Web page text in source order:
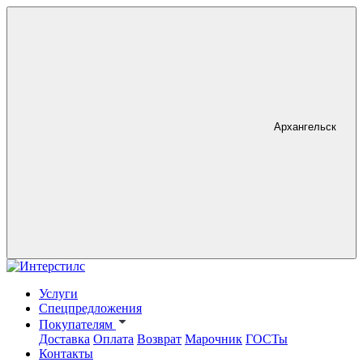
Архангельск
Услуги
Спецпредложения
Покупателям
Доставка Оплата Возврат Марочник ГОСТы
Контакты